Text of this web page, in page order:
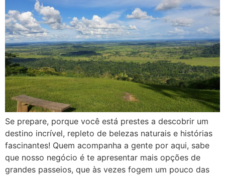
Se prepare, porque você está prestes a descobrir um
destino incrível, repleto de belezas naturais e histórias
fascinantes! Quem acompanha a gente por aqui, sabe
que nosso negócio é te apresentar mais opções de
grandes passeios, que às vezes fogem um pouco das